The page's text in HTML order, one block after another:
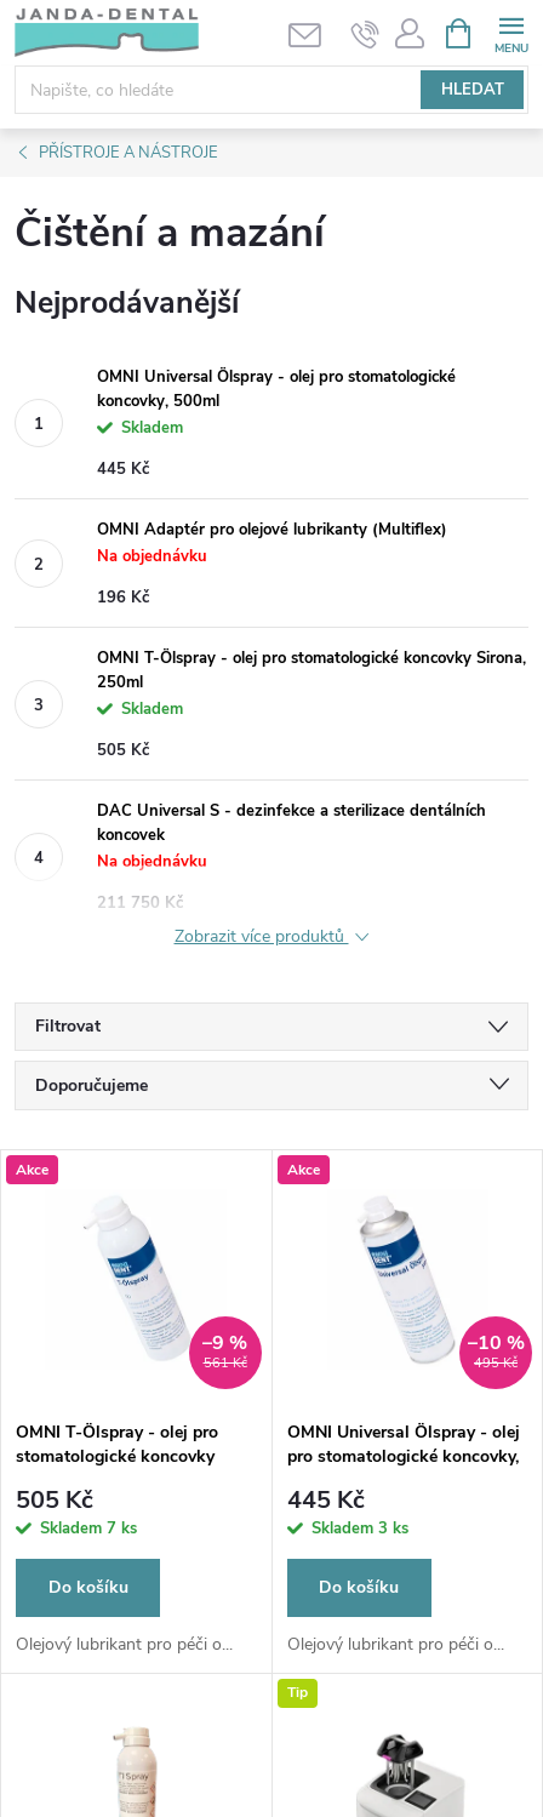
Přejít
obsah
HLEDAT
NÁKUPNÍ
KOŠÍK
PŘÍSTROJE A NÁSTROJE
Čištění a mazání
Nejprodávanější
OMNI Universal Ölspray - olej pro stomatologické
koncovky, 500ml
Skladem
445 Kč
OMNI Adaptér pro olejové lubrikanty (Multiflex)
Na objednávku
196 Kč
OMNI T-Ölspray - olej pro stomatologické koncovky Sirona,
250ml
Skladem
505 Kč
DAC Universal S - dezinfekce a sterilizace dentálních
koncovek
Na objednávku
211 750 Kč
Zobrazit více produktů
Filtrovat
Ř
a
p
r
o
d
u
Doporučujeme
Nejdražší
Nejprodávanější
Abecedně
V
s
p
r
o
d
Akce
561 Kč
–9 %
OMNI T-Ölspray - olej pro
stomatologické koncovky
505 Kč
Skladem 7 ks
Do košíku
Olejový lubrikant pro péči o...
Akce
495 Kč
–10 %
OMNI Universal Ölspray - olej
pro stomatologické koncovky,
445 Kč
Skladem 3 ks
Do košíku
Olejový lubrikant pro péči o...
Tip